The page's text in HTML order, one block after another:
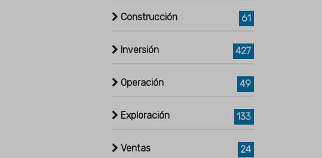
Construcción 61
Inversión 427
Operación 49
Exploración 133
Ventas 24